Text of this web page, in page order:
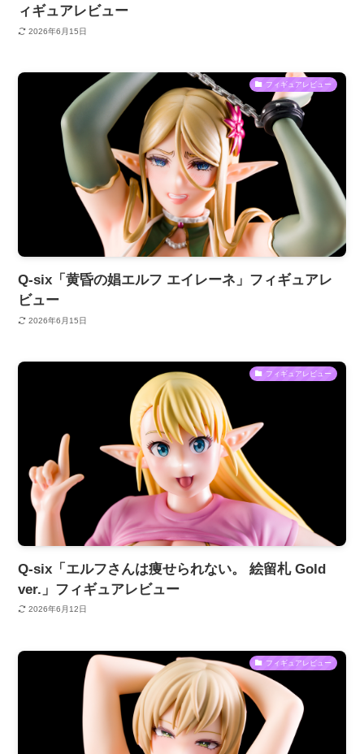
ィギュアレビュー
2026年6月15日
フィギュアレビュー
Q-six「黄昏の娼エルフ エイレーネ」フィギュアレ
ビュー
2026年6月15日
フィギュアレビュー
Q-six「エルフさんは痩せられない。 絵留札 Gold
ver.」フィギュアレビュー
2026年6月12日
フィギュアレビュー